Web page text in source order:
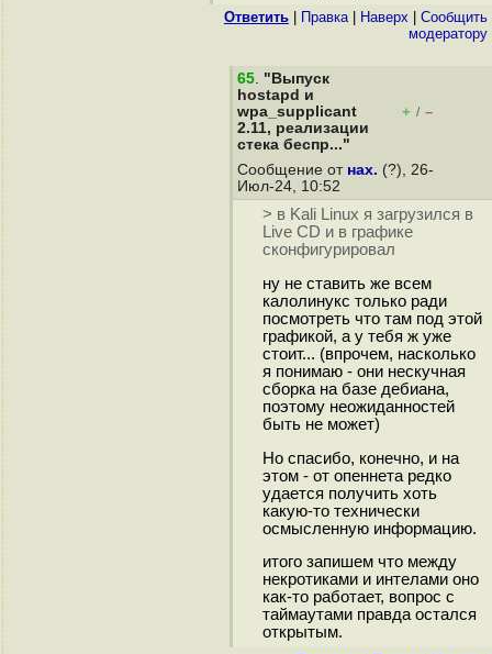
Ответить Правка| Наверх
Cообщить
модератору
65. "Выпуск
hostapd и
wpa_supplicant
2.11, реализации
стека беспр..."
+ / –
Сообщение от нах. (?), 26-
Июл-24, 10:52
> в Kali Linux я загрузился в
Live CD и в графике
сконфигурировал
ну не ставить же всем
калолинукс только ради
посмотреть что там под этой
графикой, а у тебя ж уже
стоит... (впрочем, насколько
я понимаю - они нескучная
сборка на базе дебиана,
поэтому неожиданностей
быть не может)
Но спасибо, конечно, и на
этом - от опеннета редко
удается получить хоть
какую-то технически
осмысленную информацию.
итого запишем что между
некротиками и интелами оно
как-то работает, вопрос с
таймаутами правда остался
открытым.